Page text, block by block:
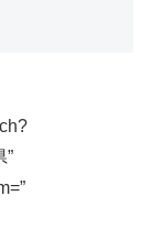
”